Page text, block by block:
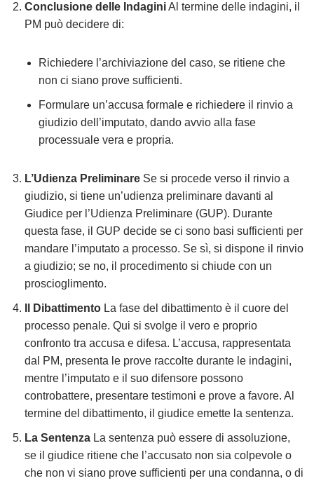
Conclusione delle IndaginiAl termine delle indagini, il
PM può decidere di:
Richiedere l’archiviazione del caso, se ritiene che
non ci siano prove sufficienti.
Formulare un’accusa formale e richiedere il rinvio a
giudizio dell’imputato, dando avvio alla fase
processuale vera e propria.
L’Udienza Preliminare Se si procede verso il rinvio a
giudizio, si tiene un’udienza preliminare davanti al
Giudice per l’Udienza Preliminare (GUP). Durante
questa fase, il GUP decide se ci sono basi sufficienti per
mandare l’imputato a processo. Se sì, si dispone il rinvio
a giudizio; se no, il procedimento si chiude con un
proscioglimento.
Il Dibattimento La fase del dibattimento è il cuore del
processo penale. Qui si svolge il vero e proprio
confronto tra accusa e difesa. L’accusa, rappresentata
dal PM, presenta le prove raccolte durante le indagini,
mentre l’imputato e il suo difensore possono
controbattere, presentare testimoni e prove a favore. Al
termine del dibattimento, il giudice emette la sentenza.
La Sentenza La sentenza può essere di assoluzione,
se il giudice ritiene che l’accusato non sia colpevole o
che non vi siano prove sufficienti per una condanna, o di